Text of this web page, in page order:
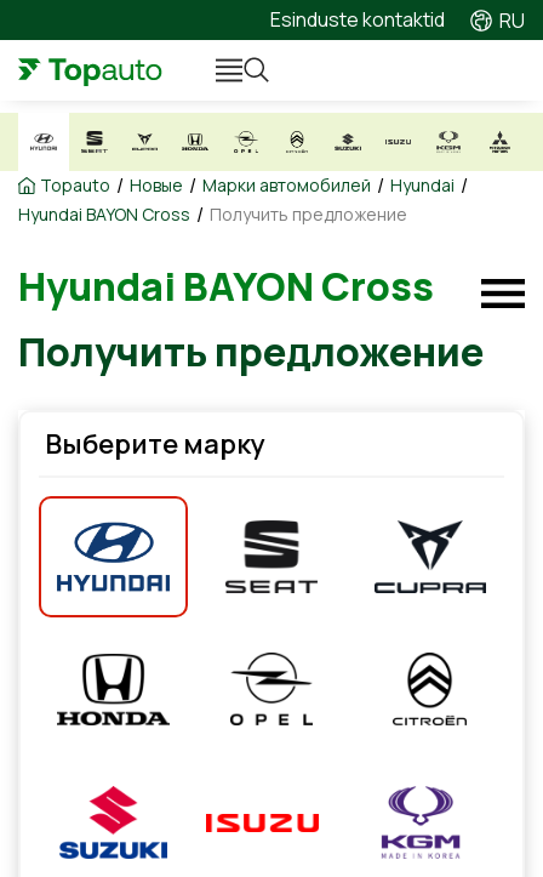
Esinduste kontaktid RU
Topauto / Новые / Марки автомобилей / Hyundai /
Hyundai BAYON Cross / Получить предложение
Hyundai BAYON Cross
Получить предложение
Выберите марку